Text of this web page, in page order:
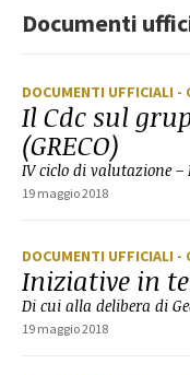
Documenti
DOCUMENTI UFFICIALI -
Il Cdc sul
(GRECO)
IV ciclo di valutazione
19 maggio 2018
DOCUMENTI UFFICIALI -
Iniziative in
Di cui alla delibera di
19 maggio 2018